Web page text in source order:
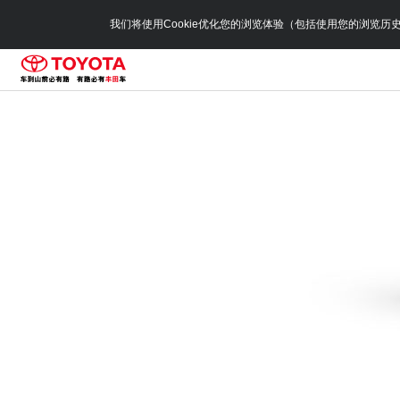
我们将使用Cookie优化您的浏览体验（包括使用您的浏览历